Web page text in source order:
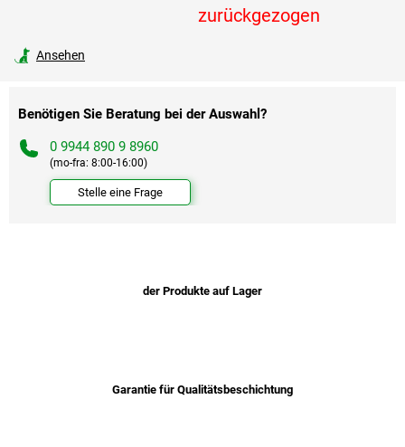
zurückgezogen
Ansehen
Benötigen Sie Beratung bei der Auswahl?
0 9944 890 9 8960
(mo-fra: 8:00-16:00)
Stelle eine Frage
der Produkte auf Lager
Garantie für Qualitätsbeschichtung